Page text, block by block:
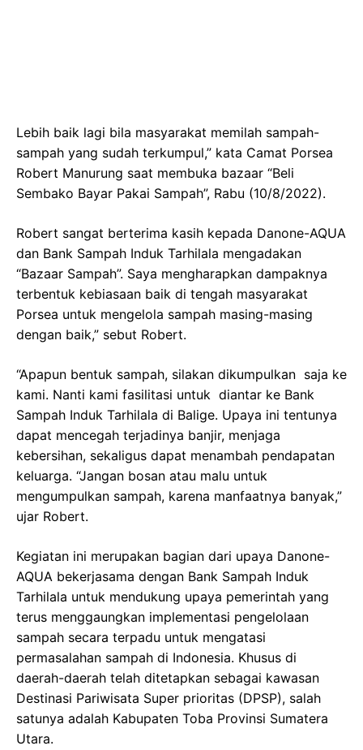
Lebih baik lagi bila masyarakat memilah sampah-
sampah yang sudah terkumpul,” kata Camat Porsea
Robert Manurung saat membuka bazaar “Beli
Sembako Bayar Pakai Sampah”, Rabu (10/8/2022).
Robert sangat berterima kasih kepada Danone-AQUA
dan Bank Sampah Induk Tarhilala mengadakan
“Bazaar Sampah”. Saya mengharapkan dampaknya
terbentuk kebiasaan baik di tengah masyarakat
Porsea untuk mengelola sampah masing-masing
dengan baik,” sebut Robert.
“Apapun bentuk sampah, silakan dikumpulkan saja ke
kami. Nanti kami fasilitasi untuk diantar ke Bank
Sampah Induk Tarhilala di Balige. Upaya ini tentunya
dapat mencegah terjadinya banjir, menjaga
kebersihan, sekaligus dapat menambah pendapatan
keluarga. “Jangan bosan atau malu untuk
mengumpulkan sampah, karena manfaatnya banyak,”
ujar Robert.
Kegiatan ini merupakan bagian dari upaya Danone-
AQUA bekerjasama dengan Bank Sampah Induk
Tarhilala untuk mendukung upaya pemerintah yang
terus menggaungkan implementasi pengelolaan
sampah secara terpadu untuk mengatasi
permasalahan sampah di Indonesia. Khusus di
daerah-daerah telah ditetapkan sebagai kawasan
Destinasi Pariwisata Super prioritas (DPSP), salah
satunya adalah Kabupaten Toba Provinsi Sumatera
Utara.